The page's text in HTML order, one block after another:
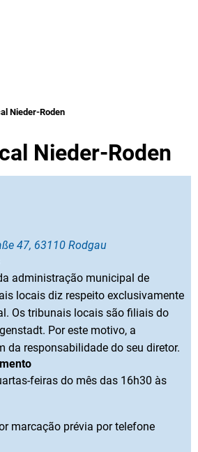
Български
Nieder-Roden
Nieder-Roden
47, 63110 Rodgau
administração municipal de
locais diz respeito exclusivamente
Os tribunais locais são filiais do
Por este motivo, a
da responsabilidade do seu diretor.
feiras do mês das 16h30 às
marcação prévia por telefone